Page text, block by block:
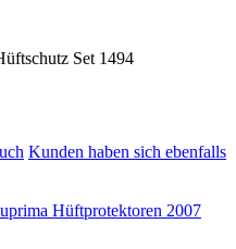
Set 1494
Kunden haben sich ebenfalls
Hüftprotektoren 2007